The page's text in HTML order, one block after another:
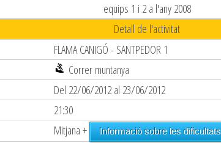
equips 1 i 2 a l'any 2008
Detall de l'activitat
FLAMA CANIGÓ - SANTPEDOR 1
Correr muntanya
Del 22/06/2012 al 23/06/2012
21:30
Mitjana + Informació sobre les dificultats